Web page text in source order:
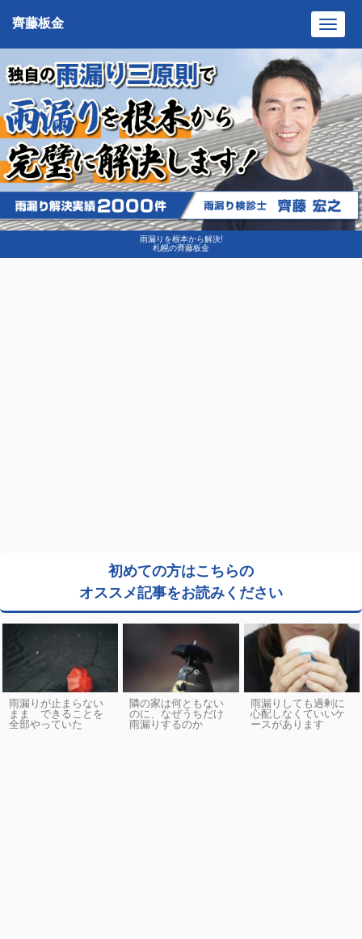
雨漏りを根本から解決!
札幌の齊藤板金
齊藤板金
初めての方はこちらの
オススメ記事をお読みください
雨漏りが止まらない
まま できることを
全部やっていた
隣の家は何ともない
のに、なぜうちだけ
雨漏りするのか
雨漏りしても過剰に
心配しなくていいケ
ースがあります